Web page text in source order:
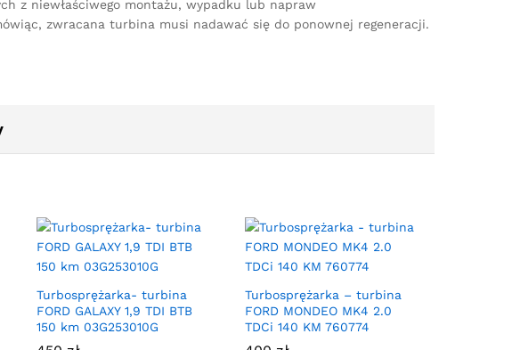
z niewłaściwego montażu, wypadku lub napraw
zwracana turbina musi nadawać się do ponownej regeneracji.
Turbosprężarka- turbina
FORD GALAXY 1,9 TDI BTB
150 km 03G253010G
Turbosprężarka – turbina
FORD MONDEO MK4 2.0
TDCi 140 KM 760774